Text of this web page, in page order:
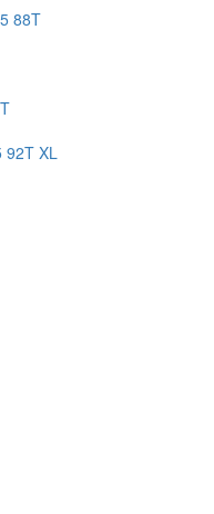
88T
92T XL